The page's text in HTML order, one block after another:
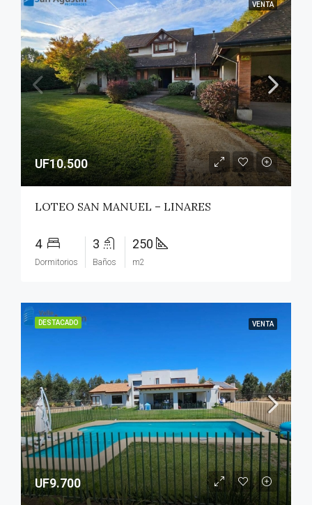
VENTA
UF10.500
LOTEO SAN MANUEL – LINARES
4
Dormitorios
3
Baños
250
m2
DESTACADO VENTA
UF9.700